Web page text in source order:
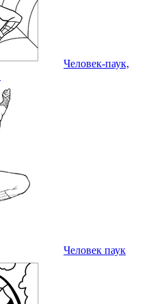
Человек-паук,
Человек паук